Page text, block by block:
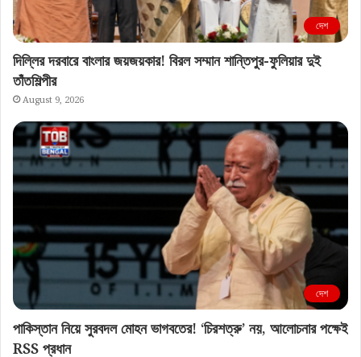
দেশ
দিল্লির দরবারে বাংলার জয়জয়কার! বিরল সম্মান শান্তিপুর-ফুলিয়ার দুই
তাঁতশিল্পীর
August 9, 2026
দেশ
পাকিস্তান নিয়ে সুরবদল মোহন ভাগবতের! ‘চিরশত্রু’ নয়, আলোচনার পক্ষেই
RSS প্রধান